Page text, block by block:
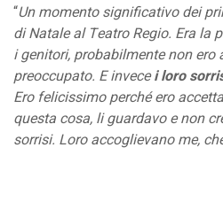
“Un momento significativo dei
di Natale al Teatro Regio. Era la
i genitori, probabilmente non ero
preoccupato. E invecei loro
Ero felicissimo perché ero
questa cosa, li guardavo e non
sorrisi. Loro accoglievano me,